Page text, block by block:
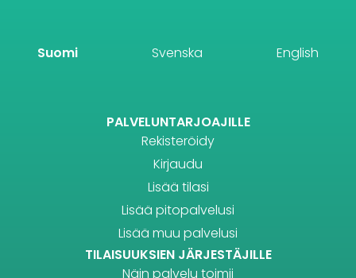
Suomi Svenska English
PALVELUNTARJOAJILLE
Rekisteröidy
Kirjaudu
Lisää tilasi
Lisää pitopalvelusi
Lisää muu palvelusi
TILAISUUKSIEN JÄRJESTÄJILLE
Näin palvelu toimii